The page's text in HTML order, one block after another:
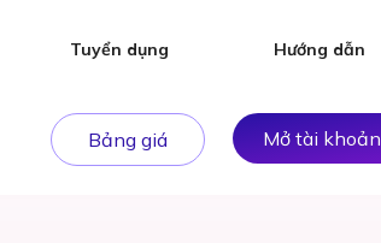
Tuyển dụng Hướng dẫn
Bảng giá Mở tài khoản